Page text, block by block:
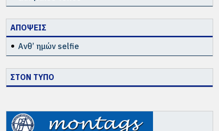
ΑΠΟΨΕΙΣ
Ανθ’ ημών selfie
ΣΤΟΝ ΤΥΠΟ